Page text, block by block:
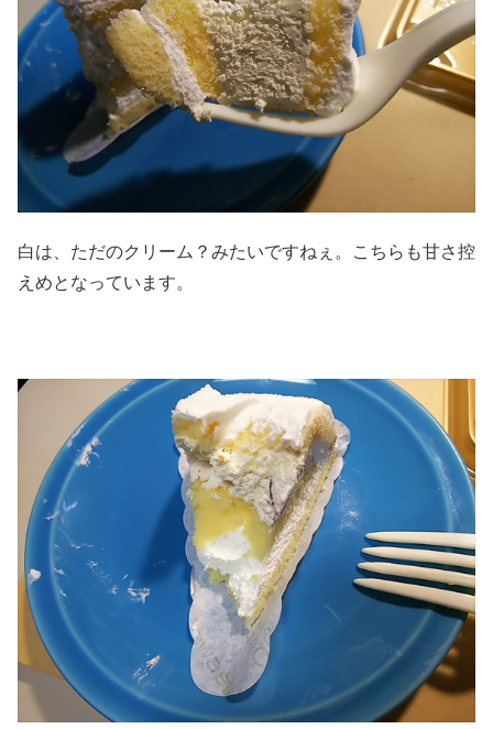
白は、ただのクリーム？みたいですねぇ。こちらも甘さ控
えめとなっています。